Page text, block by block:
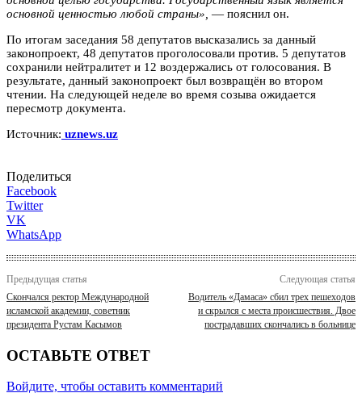
основной ценностью любой страны», — пояснил он.
По итогам заседания 58 депутатов высказались за данный
законопроект, 48 депутатов проголосовали против. 5 депутатов
сохранили нейтралитет и 12 воздержались от голосования. В
результате, данный законопроект был возвращён во втором
чтении. На следующей неделе во время созыва ожидается
пересмотр документа.
Источник: uznews.uz
Поделиться
Facebook
Twitter
VK
WhatsApp
Предыдущая статья
Скончался ректор Международной
исламской академии, советник
президента Рустам Касымов
Следующая статья
Водитель «Дамаса» сбил трех пешеходов
и скрылся с места происшествия. Двое
пострадавших скончались в больнице
ОСТАВЬТЕ ОТВЕТ
Войдите, чтобы оставить комментарий